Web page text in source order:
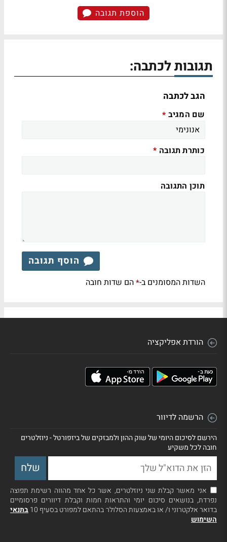
הוספת תגובה
תגובות לכתבה:
הגב לכתבה
שם המגיב *
כותרת תגובה *
תוכן התגובה
הוסף תגובה
השדות המסומנים ב-*הם שדות חובה
הורדת אפליקציה
הרשמה לדיוור
הירשם לסיכום היומי של שוק ההון ולמבזקים של ביזפורטל - ניוזלטרים
חובה לכל משקיע
אני מאשר קבלת שני ניוזלטרים, אשר כל אחד מהווה רשימת תפוצה
נפרדת, בנושאים סיכום יומי והתראות חמות וקבלת דיוורים פרסומיים
בדואר אלקטרוני ו/ או באמצעות הסלולר בהתאם למפורט בסעיף 10
בתנאי
השימוש